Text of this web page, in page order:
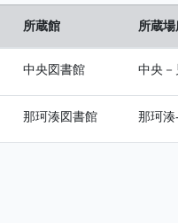
所蔵館 所蔵場
中央図書館 中央
那珂湊図書館 那珂